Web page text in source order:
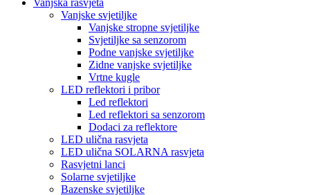
Vanjska rasvjeta
Vanjske svjetiljke
Vanjske stropne svjetiljke
Svjetiljke sa senzorom
Podne vanjske svjetiljke
Zidne vanjske svjetiljke
Vrtne kugle
LED reflektori i pribor
Led reflektori
Led reflektori sa senzorom
Dodaci za reflektore
LED ulična rasvjeta
LED ulična SOLARNA rasvjeta
Rasvjetni lanci
Solarne svjetiljke
Bazenske svjetiljke